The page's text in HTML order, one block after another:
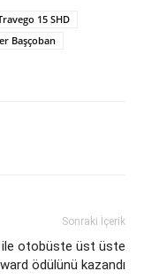
15 SHD
Başçoban
Sonraki İçerik
ile otobüste üst üste
ödülünü kazandı